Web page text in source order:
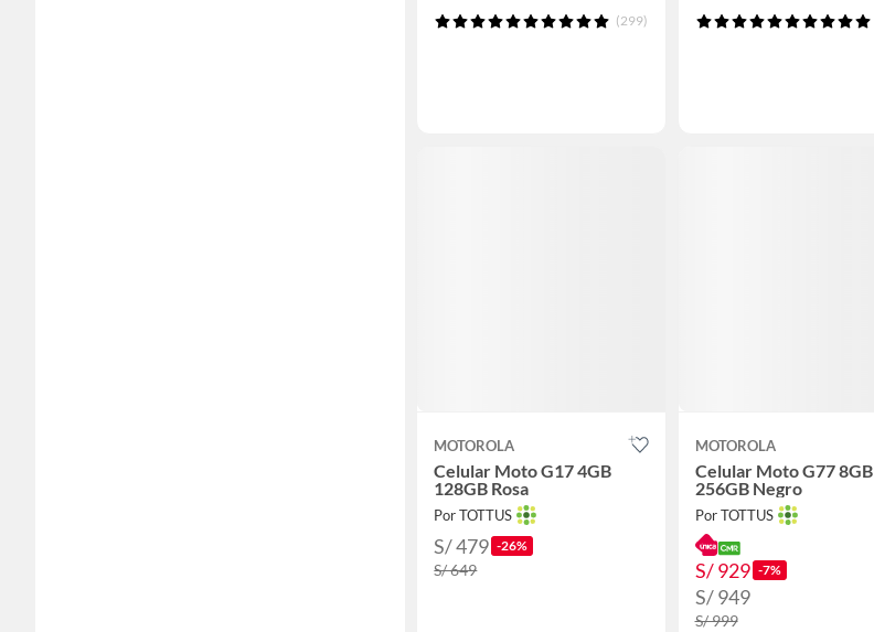
(299)
MOTOROLA
Celular Moto G17 4GB
128GB Rosa
Por TOTTUS
S/ 479 -26%
S/ 649
MOTOROLA
Celular Moto G77 8GB
256GB Negro
Por TOTTUS
S/ 929 -7%
S/ 949
S/ 999